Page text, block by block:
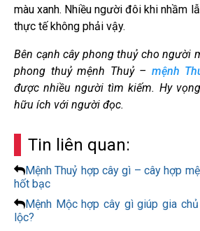
màu xanh. Nhiều người đôi khi nhầm
thực tế không phải vậy.
Bên cạnh cây phong thuỷ cho người
phong thuỷ mệnh Thuỷ – mệnh
được nhiều người tìm kiếm. Hy
hữu ích với người đọc.
Tin liên quan:
Mệnh Thuỷ hợp cây gì – cây hợp
hốt bạc
Mệnh Mộc hợp cây gì giúp gia
lộc?